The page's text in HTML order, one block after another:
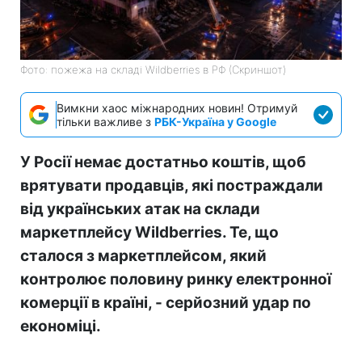
Фото: пожежа на складі Wildberries в РФ (Скриншот)
Вимкни хаос міжнародних новин! Отримуй
тільки важливе з РБК-Україна у Google
У Росії немає достатньо коштів, щоб
врятувати продавців, які постраждали
від українських атак на склади
маркетплейсу Wildberries. Те, що
сталося з маркетплейсом, який
контролює половину ринку електронної
комерції в країні, - серйозний удар по
економіці.